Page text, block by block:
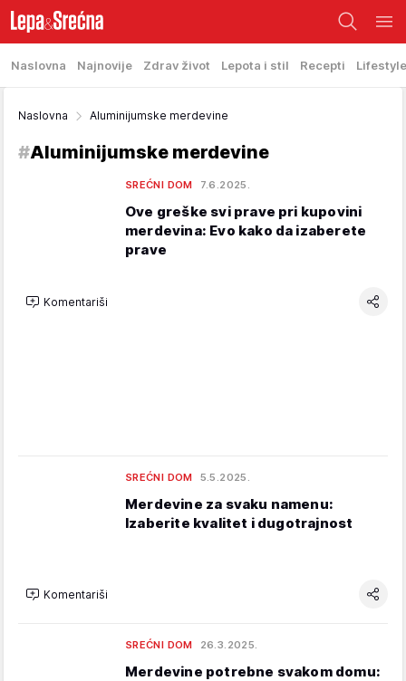
Naslovna Najnovije Zdrav život Lepota i stil Recepti Lifestyle
Naslovna Aluminijumske merdevine
#Aluminijumske merdevine
SREĆNI DOM 7.6.2025.
Ove greške svi prave pri kupovini
merdevina: Evo kako da izaberete
prave
Komentariši
SREĆNI DOM 5.5.2025.
Merdevine za svaku namenu:
Izaberite kvalitet i dugotrajnost
Komentariši
SREĆNI DOM 26.3.2025.
Merdevine potrebne svakom domu: